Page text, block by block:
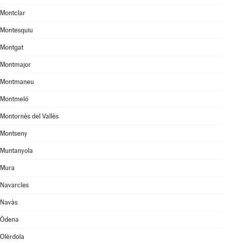
Montclar
Montesquiu
Montgat
Montmajor
Montmaneu
Montmeló
Montornès del Vallès
Montseny
Muntanyola
Mura
Navarcles
Navàs
Òdena
Olèrdola